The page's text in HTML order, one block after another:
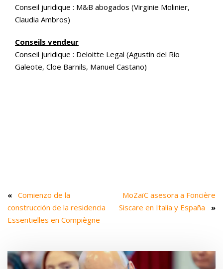
Conseil juridique : M&B abogados (Virginie Molinier,
Claudia Ambros)
Conseils vendeur
Conseil juridique : Deloitte Legal (Agustín del Río
Galeote, Cloe Barnils, Manuel Castano)
« Comienzo de la
construcción de la residencia
Essentielles en Compiègne
MoZaïC asesora a Foncière
Siscare en Italia y España
»